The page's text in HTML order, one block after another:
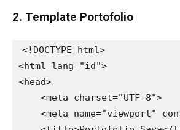
2. Template Portofolio
<!DOCTYPE html>
<html lang="id">
<head>
    <meta charset="UTF-8">
<meta name="viewport"